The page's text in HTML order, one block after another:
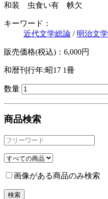
和装 虫食い有 帙欠
キーワード：
近代文学総論 / 明治文学
販売価格(税込)：6,000円
和暦刊行年:昭17 1冊
数量
商品検索
画像がある商品のみ検索